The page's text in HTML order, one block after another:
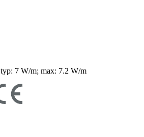
typ: 7 W/m; max: 7.2 W/m